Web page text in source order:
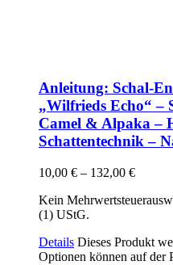
Anleitung: Schal-
„Wilfrieds Echo“ –
Camel & Alpaka –
Schattentechnik –
10,00 € – 132,00 €
Kein
(1) UStG.
Details Dieses Produkt
Optionen können auf der